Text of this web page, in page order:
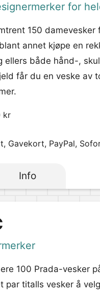
for
150
annet kjøpe en
ellers både hånd-,
får du en veske av
kr
Gavekort, PayPal,
Info
100 Prada-vesker
par titalls vesker å